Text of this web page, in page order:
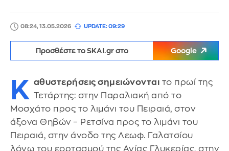
08:24, 13.05.2026 UPDATE: 09:29
Προσθέστε το SKAI.gr στο Google
Κ αθυστερήσεις σημειώνονται το πρωί της
Τετάρτης: στην Παραλιακή από το
Μοσχάτο προς το λιμάνι του Πειραιά, στον
άξονα Θηβών – Ρετσίνα προς το λιμάνι του
Πειραιά, στην άνοδο της Λεωφ. Γαλατσίου
λόγω του εορτασμού της Αγίας Γλυκερίας, στην